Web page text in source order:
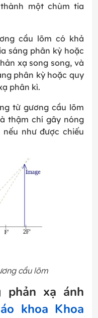
một chùm tia
cầu lõm có khả
sáng phân kỳ hoặc
xạ song song, và
phân kỳ hoặc quy
phân kì.
từ gương cầu lõm
thậm chí gây nóng
như được chiếu
cầu lõm
phản xạ ánh
khoa Khoa